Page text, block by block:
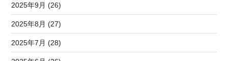
2025年9月 (26)
2025年8月 (27)
2025年7月 (28)